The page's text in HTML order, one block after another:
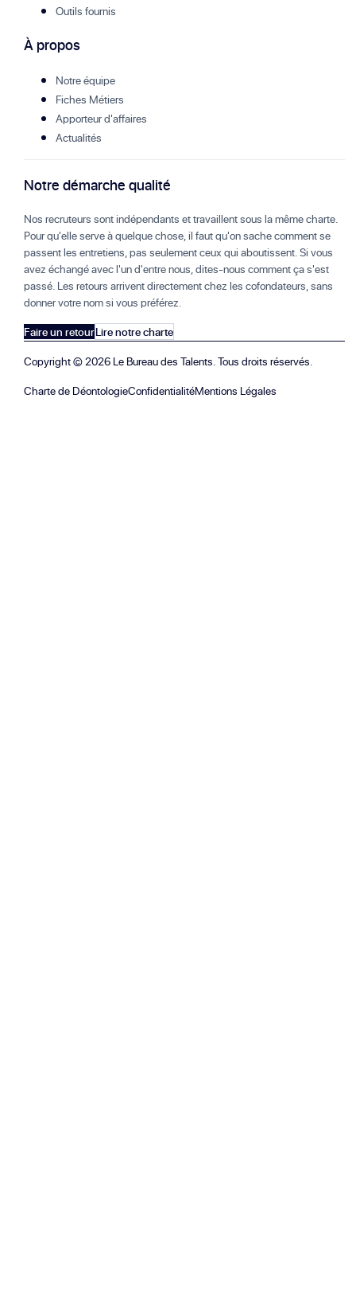
Outils fournis
À propos
Notre équipe
Fiches Métiers
Apporteur d'affaires
Actualités
Notre démarche qualité
Nos recruteurs sont indépendants et travaillent sous la même charte.
Pour qu'elle serve à quelque chose, il faut qu'on sache comment se
passent les entretiens, pas seulement ceux qui aboutissent. Si vous
avez échangé avec l'un d'entre nous, dites-nous comment ça s'est
passé. Les retours arrivent directement chez les cofondateurs, sans
donner votre nom si vous préférez.
Faire un retourLire notre charte
Copyright ©2026 Le Bureau des Talents. Tous droits réservés.
Charte de DéontologieConfidentialitéMentions Légales